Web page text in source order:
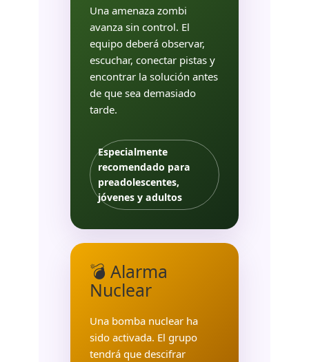
Una amenaza zombi
avanza sin control. El
equipo deberá observar,
escuchar, conectar pistas y
encontrar la solución antes
de que sea demasiado
tarde.
Especialmente
recomendado para
preadolescentes,
jóvenes y adultos
💣 Alarma
Nuclear
Una bomba nuclear ha
sido activada. El grupo
tendrá que descifrar